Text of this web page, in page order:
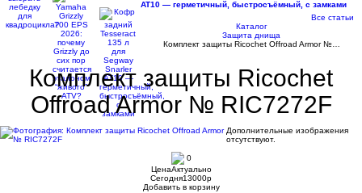
AT10 — герметичный, быстросъёмный, с замками
Все статьи
Каталог
Защита днища
Комплект защиты Ricochet Offroad Armor №…
Комплект защиты Ricochet
Offroad Armor № RIC7272F
Дополнительные изображения
отсутствуют.
0
ЦенаАктуально
Сегодня13000p
Добавить в корзину